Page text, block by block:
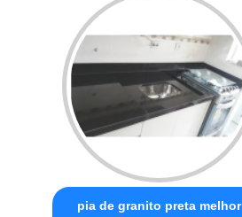
pia de granito preta melhor